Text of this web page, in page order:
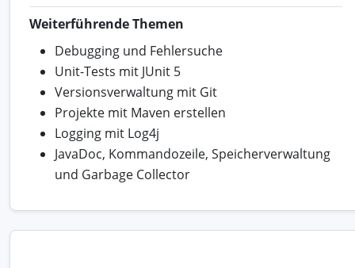
Weiterführende Themen
Debugging und Fehlersuche
Unit-Tests mit JUnit 5
Versionsverwaltung mit Git
Projekte mit Maven erstellen
Logging mit Log4j
JavaDoc, Kommandozeile, Speicherverwaltung
und Garbage Collector